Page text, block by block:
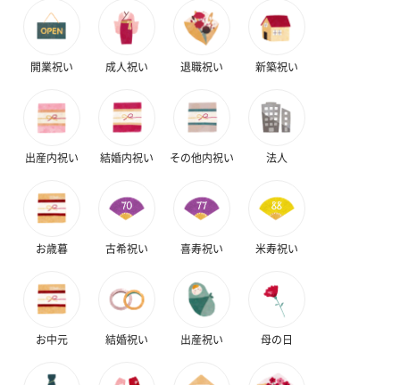
リラックスグッズを同梱してお届けします。
かき氷入浴剤4点セット
（ブルー）（748円）
かき氷入浴剤4点セット
（イエロー）（748円）
CAFE OHZAN 折り畳めるオリジナル保冷バッグ
「CAFE OHZAN（カフェ オウザン）」オリジナルデザインの保冷
開業祝い 成人祝い 退職祝い 新築祝い
出産内祝い 結婚内祝い その他内祝い 法人
お歳暮 古希祝い 喜寿祝い 米寿祝い
お中元 結婚祝い 出産祝い 母の日